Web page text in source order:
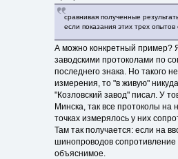
сравнивая полученные
если показания этих трех
А можно конкретный пример?
заводскими протоколами по
последнего знака. Но такого
измерения, то "в живую"
"Козловский завод" писал. У
Минска, так все протоколы на
точках измерялось у них
Там так получается: если на
шинопроводов
объяснимое.